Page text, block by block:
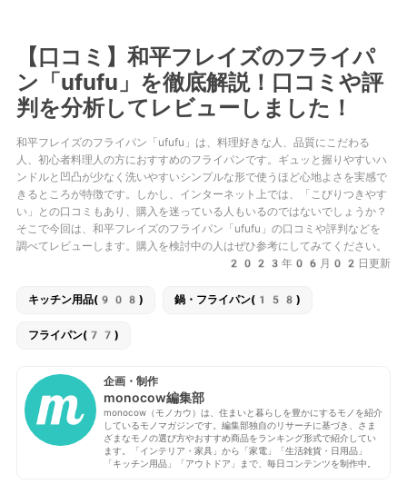
【口コミ】和平フレイズのフライパ
ン「ufufu」を徹底解説！口コミや評
判を分析してレビューしました！
和平フレイズのフライパン「ufufu」は、料理好きな人、品質にこだわる
人、初心者料理人の方におすすめのフライパンです。ギュッと握りやすいハ
ンドルと凹凸が少なく洗いやすいシンプルな形で使うほど心地よさを実感で
きるところが特徴です。しかし、インターネット上では、「こびりつきやす
い」との口コミもあり、購入を迷っている人もいるのではないでしょうか？
そこで今回は、和平フレイズのフライパン「ufufu」の口コミや評判などを
調べてレビューします。購入を検討中の人はぜひ参考にしてみてください。
2023年06月02日更新
キッチン用品(908) 鍋・フライパン(158)
フライパン(77)
企画・制作
monocow編集部
monocow（モノカウ）は、住まいと暮らしを豊かにするモノを紹介
しているモノマガジンです。編集部独自のリサーチに基づき、さま
ざまなモノの選び方やおすすめ商品をランキング形式で紹介してい
ます。「インテリア・家具」から「家電」「生活雑貨・日用品」
「キッチン用品」「アウトドア」まで、毎日コンテンツを制作中。